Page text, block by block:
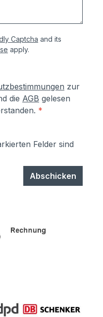
Captcha and its
apply.
zur
die AGB gelesen
*
Felder sind
Abschicken